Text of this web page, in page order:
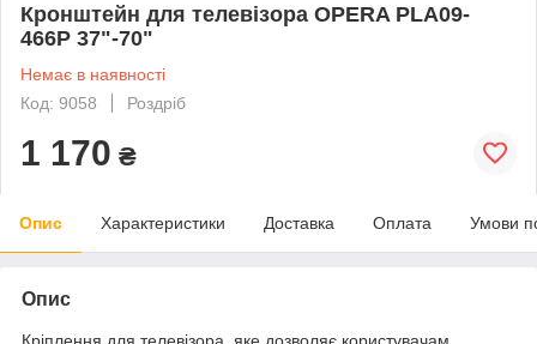
Кронштейн для телевізора OPERA PLA09-
466P 37"-70"
Немає в наявності
Код: 9058
Роздріб
1 170 ₴
Опис Характеристики Доставка Оплата Умови
Опис
Кріплення для телевізора, яке дозволяє користувачам